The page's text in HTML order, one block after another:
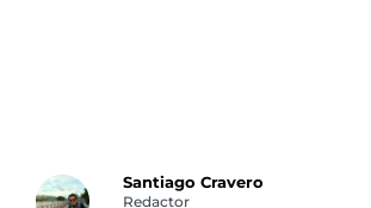
Santiago Cravero
Redactor